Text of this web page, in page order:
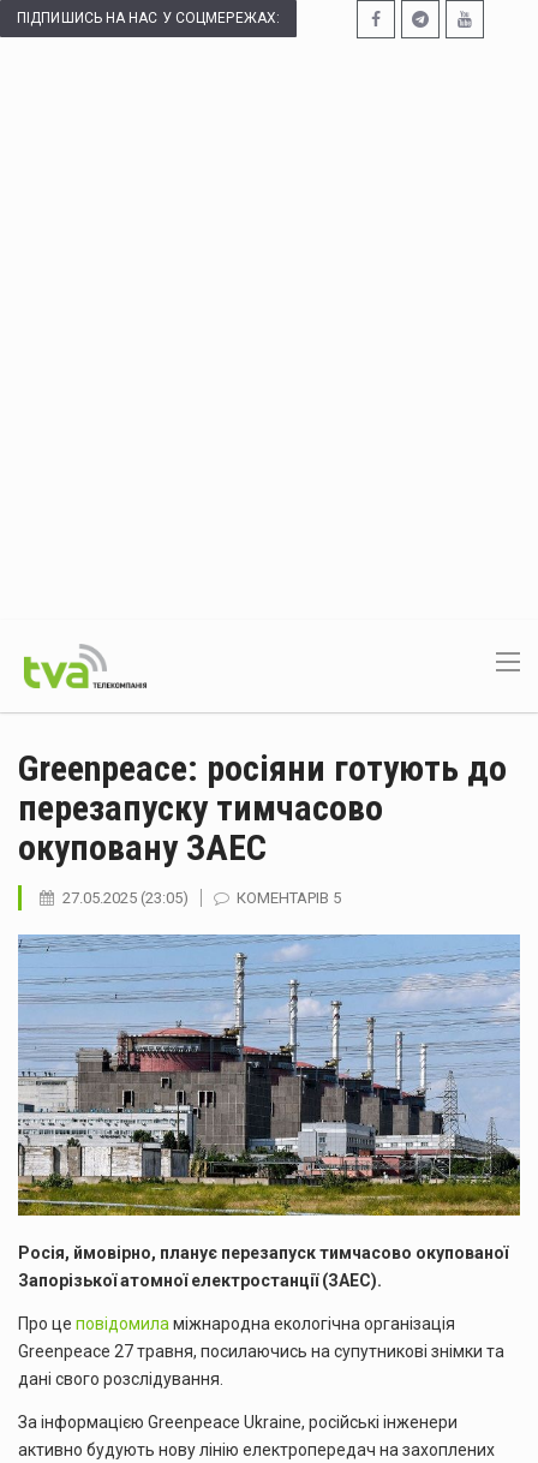
ПІДПИШИСЬ НА НАС У СОЦМЕРЕЖАХ:
Greenpeace: росіяни готують до
перезапуску тимчасово
окуповану ЗАЕС
27.05.2025 (23:05) КОМЕНТАРІВ 5
Росія, ймовірно, планує перезапуск тимчасово окупованої
Запорізької атомної електростанції (ЗАЕС).
Про це повідомила міжнародна екологічна організація
Greenpeace 27 травня, посилаючись на супутникові знімки та
дані свого розслідування.
За інформацією Greenpeace Ukraine, російські інженери
активно будують нову лінію електропередач на захоплених